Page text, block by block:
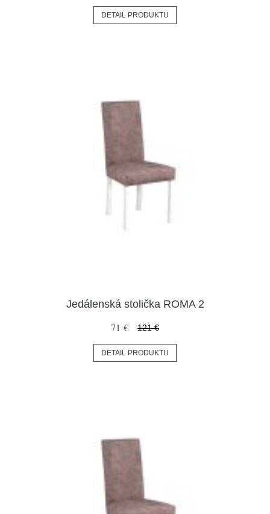
DETAIL PRODUKTU
Jedálenská stolička ROMA 2
71 € 121 €
DETAIL PRODUKTU